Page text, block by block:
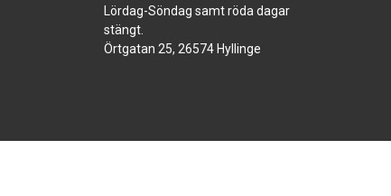
Lördag-Söndag samt röda dagar
stängt.
Örtgatan 25, 26574 Hyllinge